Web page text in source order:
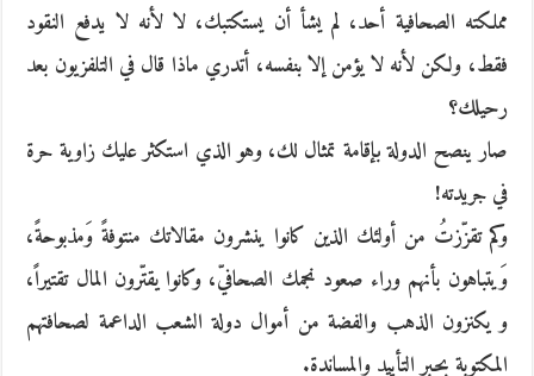
مملكته الصحافية أحد، لم يشأ أن يستكتبك، لا لأنه لا يدفع النقود
فقط، ولكن لأنه لا يؤمن إلا بنفسه، أتدري ماذا قال في التلفزيون بعد
رحيلك؟
صار ينصح الدولة بإقامة تمثال لك، وهو الذي استكثر عليك زاوية حرة
في جريدته!
وكم تقزّزتُ من أولئك الذين كانوا ينشرون مقالاتك منتوفةً وَمذبوحةً،
وَيتباهون بأنهم وراء صعود نجمك الصحافيّ، وكانوا يقتّرون المال تقتيراً،
و يكنزون الذهب والفضة من أموال دولة الشعب الداعمة لصحافتهم
المكتوبة بحبر التأييد والمساندة.